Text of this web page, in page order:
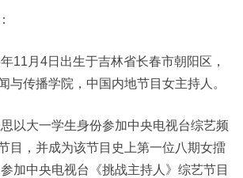
11月4日出生于吉林省长春市朝阳区，
与传播学院，中国内地节目女主持人。
以大一学生身份参加中央电视台综艺频
目，并成为该节目史上第一位八期女擂
加中央电视台《挑战主持人》综艺节目